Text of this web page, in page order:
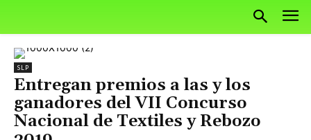
SLP
Entregan premios a las y los
ganadores del VII Concurso
Nacional de Textiles y Rebozo